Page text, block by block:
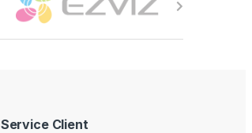
Service Client